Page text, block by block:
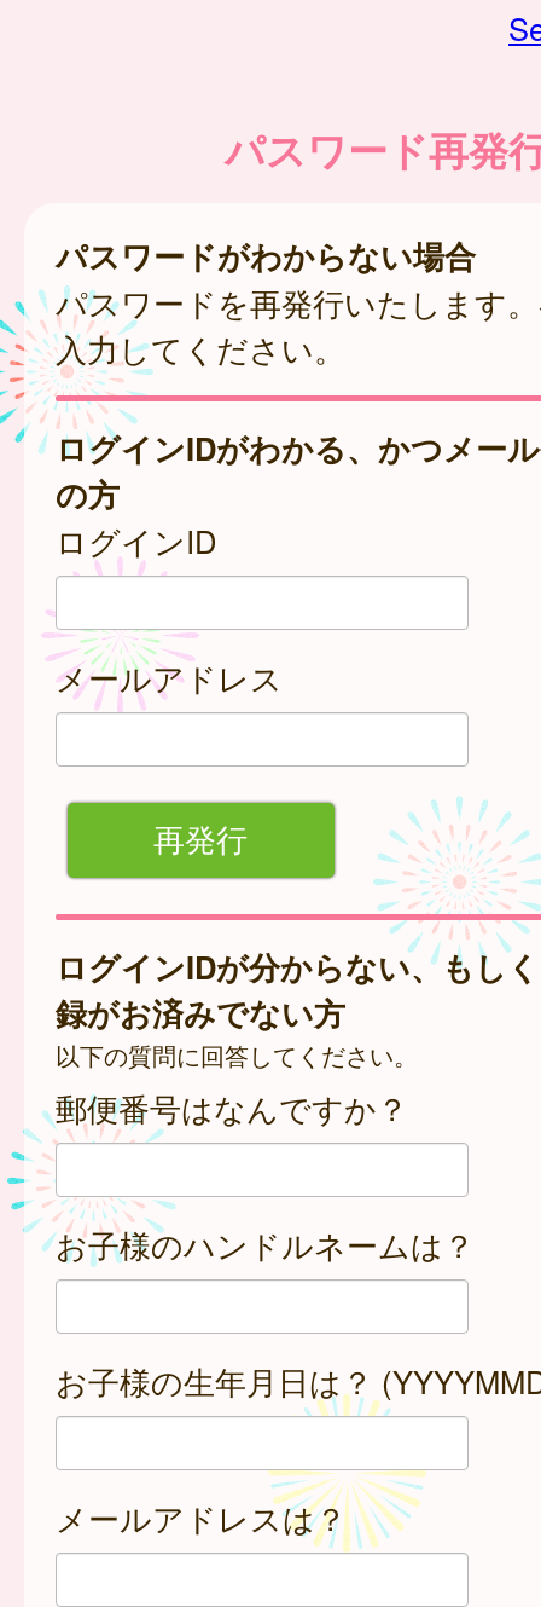
パスワード再発
パスワードがわからない場合
パスワードを再発行いたします
入力してください。
ログインIDがわかる、かつメー
の方
ログインID
メールアドレス
ログインIDが分からない、もし
録がお済みでない方
以下の質問に回答してください。
郵便番号はなんですか？
お子様のハンドルネームは？
お子様の生年月日は？
メールアドレスは？